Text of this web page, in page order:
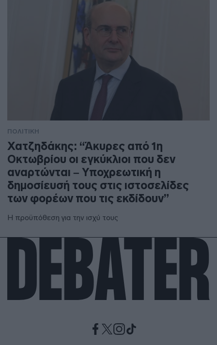
ΠΟΛΙΤΙΚΗ
Χατζηδάκης: “Άκυρες από 1η
Οκτωβρίου οι εγκύκλιοι που δεν
αναρτώνται – Υποχρεωτική η
δημοσίευσή τους στις ιστοσελίδες
των φορέων που τις εκδίδουν”
Η προϋπόθεση για την ισχύ τους